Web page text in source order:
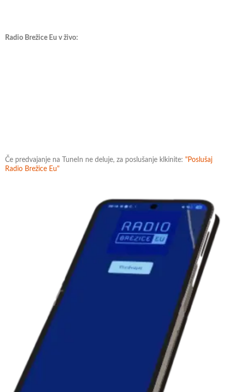
Radio Brežice Eu v živo:
Če predvajanje na TuneIn ne deluje, za poslušanje klkinite: "Poslušaj
Radio Brežice Eu"